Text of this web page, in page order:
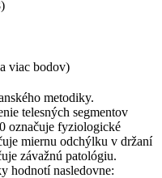
viac bodov)
metodiky.
telesných segmentov
označuje fyziologické
miernu odchýlku v držaní
závažnú patológiu.
hodnotí nasledovne: